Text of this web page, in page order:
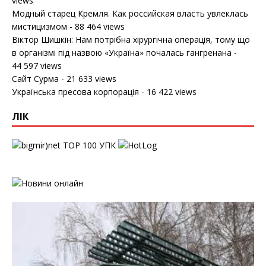
Модный старец Кремля. Как российская власть увлеклась
мистицизмом - 88 464 views
Віктор Шишкін: Нам потрібна хірургічна операція, тому що
в організмі під назвою «Україна» почалась гангренана -
44 597 views
Сайт Сурма - 21 633 views
Українська пресова корпорація - 16 422 views
ЛІК
УПК